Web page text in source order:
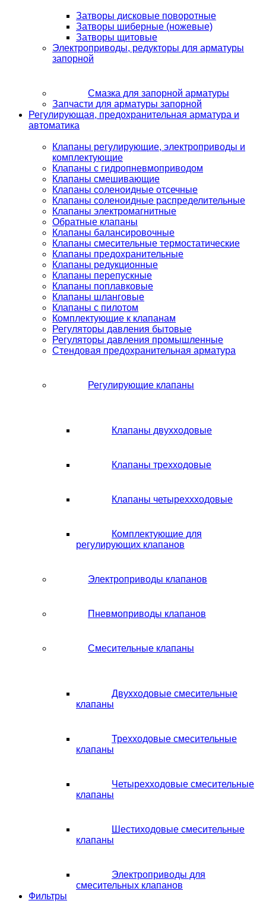
Затворы дисковые поворотные
Затворы шиберные (ножевые)
Затворы щитовые
Электроприводы, редукторы для арматуры
запорной
Смазка для запорной арматуры
Запчасти для арматуры запорной
Регулирующая, предохранительная арматура и
автоматика
Клапаны регулирующие, электроприводы и
комплектующие
Клапаны с гидропневмоприводом
Клапаны смешивающие
Клапаны соленоидные отсечные
Клапаны соленоидные распределительные
Клапаны электромагнитные
Обратные клапаны
Клапаны балансировочные
Клапаны смесительные термостатические
Клапаны предохранительные
Клапаны редукционные
Клапаны перепускные
Клапаны поплавковые
Клапаны шланговые
Клапаны с пилотом
Комплектующие к клапанам
Регуляторы давления бытовые
Регуляторы давления промышленные
Стендовая предохранительная арматура
Регулирующие клапаны
Клапаны двухходовые
Клапаны трехходовые
Клапаны четыреххходовые
Комплектующие для
регулирующих клапанов
Электроприводы клапанов
Пневмоприводы клапанов
Смесительные клапаны
Двухходовые смесительные
клапаны
Трехходовые смесительные
клапаны
Четырехходовые смесительные
клапаны
Шестиходовые смесительные
клапаны
Электроприводы для
смесительных клапанов
Фильтры